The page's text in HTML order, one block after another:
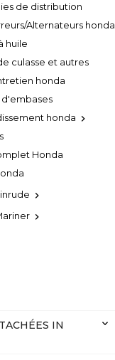
de distribution
Alternateurs honda
huile
culasse et autres
honda
d'embases
honda 
Honda


IN
